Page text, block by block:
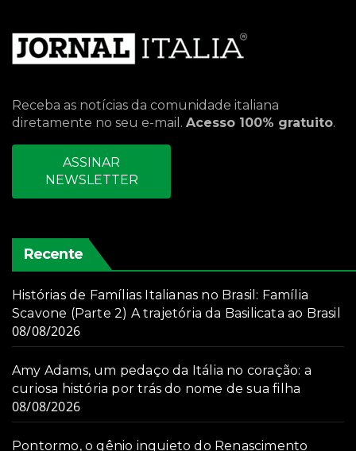
Receba as notícias da comunidade italiana
diretamente no seu e-mail. Acesso 100% gratuito.
ASSINAR
NEWSLETTER
Recente
Histórias de Famílias Italianas no Brasil: Família
Scavone (Parte 2) A trajetória da Basilicata ao Brasil
08/08/2026
Amy Adams, um pedaço da Itália no coração: a
curiosa história por trás do nome de sua filha
08/08/2026
Pontormo, o gênio inquieto do Renascimento